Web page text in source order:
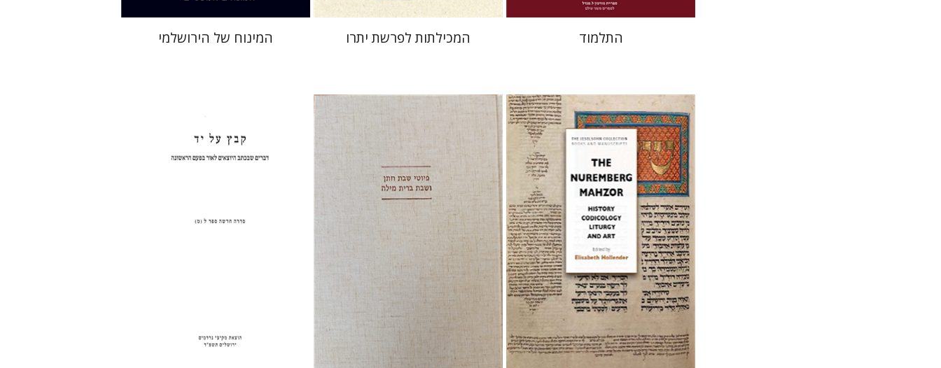
התלמוד המכילתות לפרשת יתרו המינוח של הירושלמי
אליזבט הולנדר
הנחת אתר ספר מודפס
$161
$145
הנחת אתר ספר מודפס
שולמית אליצור
$34
$31